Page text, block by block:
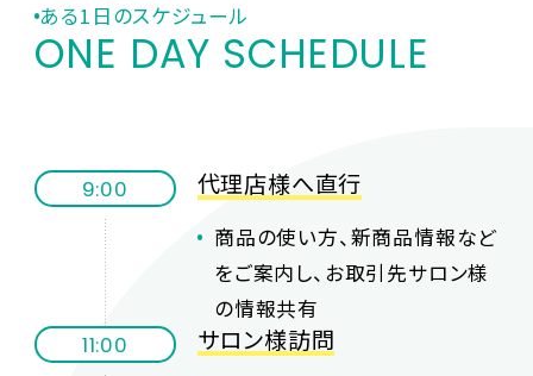
ある1日のスケジュール
ONE DAY SCHEDULE
9:00 代理店様へ直行
商品の使い方、新商品情報など
をご案内し、お取引先サロン様
の情報共有
11:00
サロン様訪問